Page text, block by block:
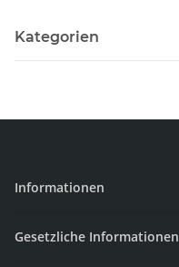
Kategorien
Informationen
Gesetzliche Informationen